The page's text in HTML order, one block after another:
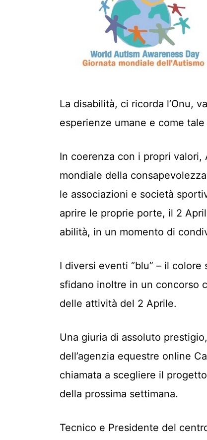
La disabilità, ci ricorda l’Onu,
esperienze umane e come
In coerenza con i propri valori,
mondiale della consapevolezza
le associazioni e società
aprire le proprie porte, il 2
abilità, in un momento di
I diversi eventi “blu” – il
sfidano inoltre in un concorso
delle attività del 2 Aprile.
Una giuria di assoluto
dell’agenzia equestre online
chiamata a scegliere il
della prossima settimana.
Tecnico e Presidente del